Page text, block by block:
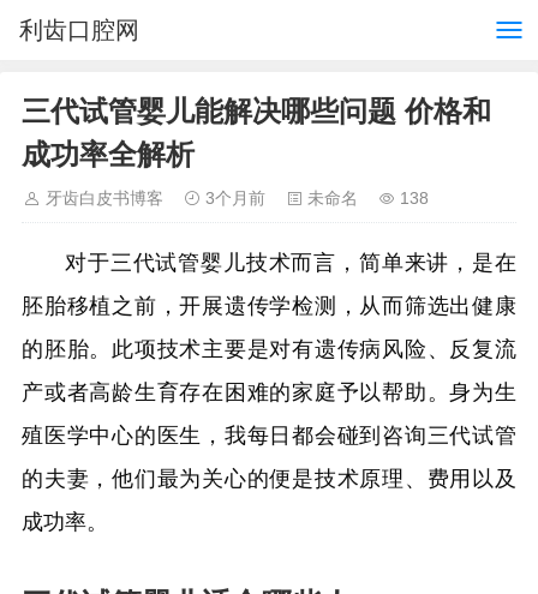
利齿口腔网
三代试管婴儿能解决哪些问题 价格和
成功率全解析
牙齿白皮书博客 3个月前 未命名 138
对于三代试管婴儿技术而言，简单来讲，是在
胚胎移植之前，开展遗传学检测，从而筛选出健康
的胚胎。此项技术主要是对有遗传病风险、反复流
产或者高龄生育存在困难的家庭予以帮助。身为生
殖医学中心的医生，我每日都会碰到咨询三代试管
的夫妻，他们最为关心的便是技术原理、费用以及
成功率。